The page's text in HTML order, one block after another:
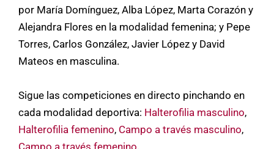
por María Domínguez, Alba López, Marta Corazón y
Alejandra Flores en la modalidad femenina; y Pepe
Torres, Carlos González, Javier López y David
Mateos en masculina.
Sigue las competiciones en directo pinchando en
cada modalidad deportiva: Halterofilia masculino,
Halterofilia femenino, Campo a través masculino,